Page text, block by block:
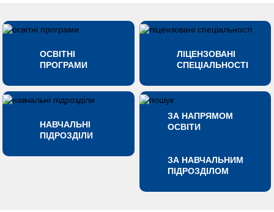
ОСВІТНІ
ПРОГРАМИ
ЛІЦЕНЗОВАНІ
СПЕЦІАЛЬНОСТІ
НАВЧАЛЬНІ
ПІДРОЗДІЛИ
ЗА НАПРЯМОМ
ОСВІТИ
ЗА НАВЧАЛЬНИМ
ПІДРОЗДІЛОМ